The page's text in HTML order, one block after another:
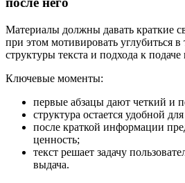
Материалы должны давать краткие
при этом мотивировать углубиться в
структуры текста и подхода к
Ключевые моменты:
первые абзацы дают четкий и
структура остается удобной
после краткой информации
ценность;
текст решает задачу
выдача.